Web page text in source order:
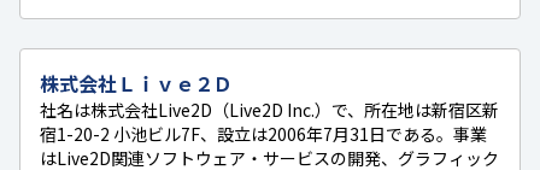
株式会社Ｌｉｖｅ２Ｄ
社名は株式会社Live2D（Live2D Inc.）で、所在地は新宿区新
宿1-20-2 小池ビル7F、設立は2006年7月31日である。事業
はLive2D関連ソフトウェア・サービスの開発、グラフィック